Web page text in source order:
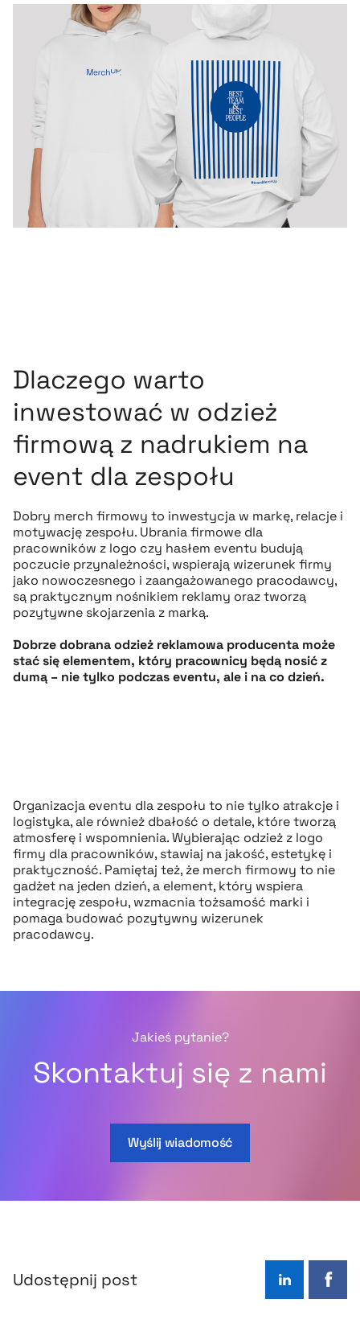
Dlaczego warto
inwestować w odzież
firmową z nadrukiem na
event dla zespołu
Dobry merch firmowy to inwestycja w markę, relacje i
motywację zespołu. Ubrania firmowe dla
pracowników z logo czy hasłem eventu budują
poczucie przynależności, wspierają wizerunek firmy
jako nowoczesnego i zaangażowanego pracodawcy,
są praktycznym nośnikiem reklamy oraz tworzą
pozytywne skojarzenia z marką.
Dobrze dobrana odzież reklamowa producenta może
stać się elementem, który pracownicy będą nosić z
dumą – nie tylko podczas eventu, ale i na co dzień.
Organizacja eventu dla zespołu to nie tylko atrakcje i
logistyka, ale również dbałość o detale, które tworzą
atmosferę i wspomnienia. Wybierając odzież z logo
firmy dla pracowników, stawiaj na jakość, estetykę i
praktyczność. Pamiętaj też, że merch firmowy to nie
gadżet na jeden dzień, a element, który wspiera
integrację zespołu, wzmacnia tożsamość marki i
pomaga budować pozytywny wizerunek
pracodawcy.
Jakieś pytanie?
Skontaktuj się z nami
Wyślij wiadomość
Udostępnij post LinkedIn